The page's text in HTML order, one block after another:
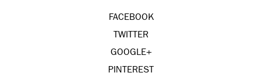
FACEBOOK
TWITTER
GOOGLE+
PINTEREST